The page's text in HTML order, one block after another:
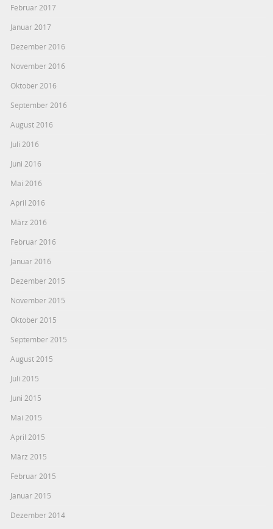
Februar 2017
Januar 2017
Dezember 2016
November 2016
Oktober 2016
September 2016
August 2016
Juli 2016
Juni 2016
Mai 2016
April 2016
März 2016
Februar 2016
Januar 2016
Dezember 2015
November 2015
Oktober 2015
September 2015
August 2015
Juli 2015
Juni 2015
Mai 2015
April 2015
März 2015
Februar 2015
Januar 2015
Dezember 2014